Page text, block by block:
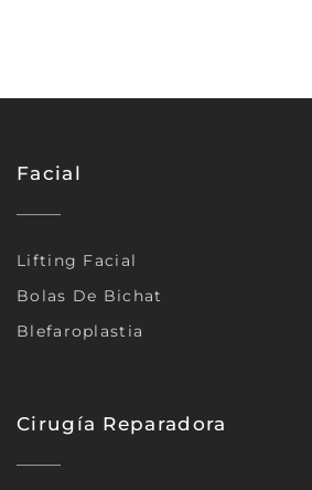
Facial
Lifting Facial
Bolas De Bichat
Blefaroplastia
Cirugía Reparadora